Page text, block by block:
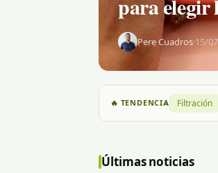
para elegir
Pere Cuadros·15/
🔥 TENDENCIA Filtración
Últimas noticias